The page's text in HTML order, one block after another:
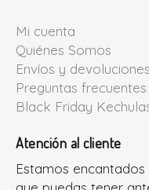
Mi cuenta
Quiénes Somos
Envíos y devoluciones
Preguntas frecuentes
Black Friday
Atención al cliente
Estamos